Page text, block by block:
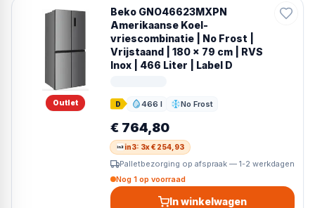
Outlet
Beko GNO46623MXPN
Amerikaanse Koel-
vriescombinatie | No Frost |
Vrijstaand | 180 x 79 cm | RVS
Inox | 466 Liter | Label D
D 466 l
Inhoud No Frost
Ontdooien
€ 764,80
in3: 3x € 254,93
Palletbezorging op afspraak — 1-2 werkdagen
Nog 1 op voorraad
In winkelwagen